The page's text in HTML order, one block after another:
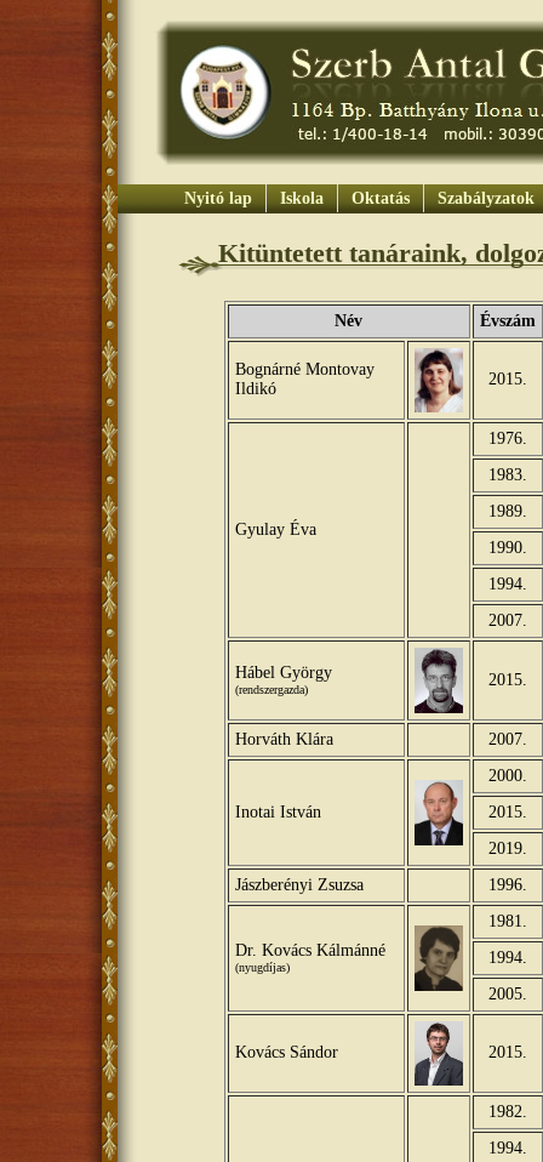
Nyitó lap Iskola Oktatás Szabályzatok
Kitüntetett tanáraink,
Név Évszám
Bognárné Montovay
Ildikó
2015.
Gyulay Éva
1976.
1983.
1989.
1990.
1994.
2007.
Hábel György
(rendszergazda)
2015.
Horváth Klára 2007.
Inotai István
2000.
2015.
2019.
Jászberényi Zsuzsa
1996.
Dr. Kovács Kálmánné
(nyugdíjas)
1981.
1994.
2005.
Kovács Sándor 2015.
1982.
1994.